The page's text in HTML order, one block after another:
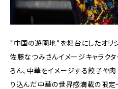
"中国の遊園地"を舞台にしたオリジ
佐藤なつみさんイメージキャラク
ろん、中華をイメージする餃子や
り込んだ中華の世界感満載の限定